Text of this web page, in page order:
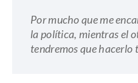
Por mucho que me
la política, mientras el
tendremos que hacerlo